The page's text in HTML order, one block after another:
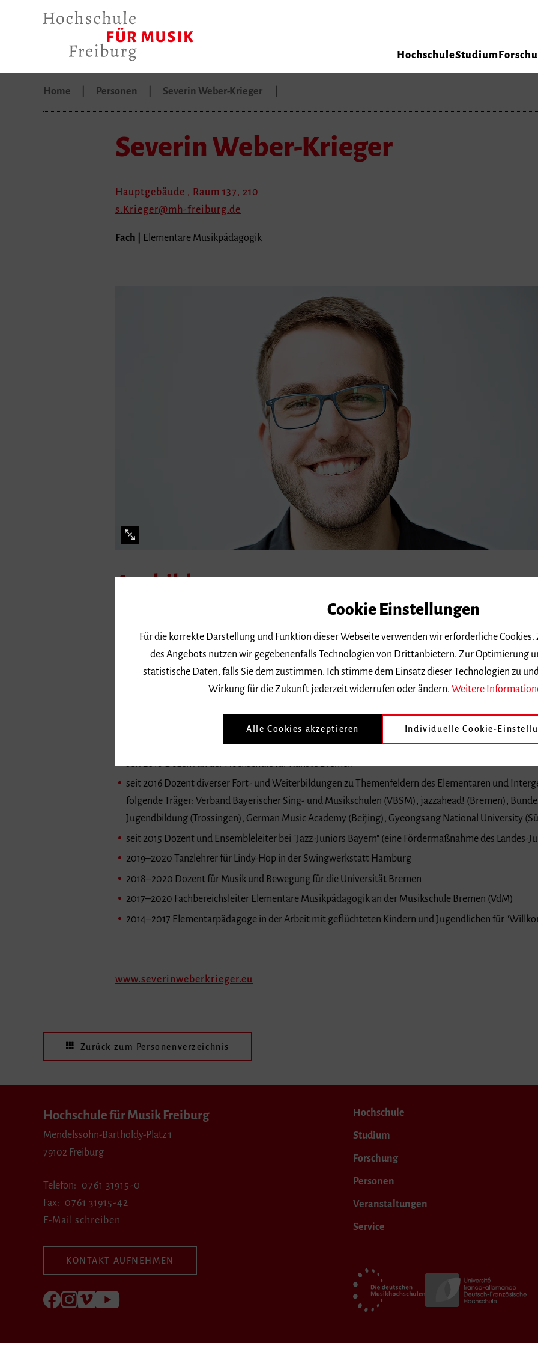
HochschuleStudium
Home Personen Severin Weber-Krieger
Severin Weber-Krieger
Hauptgebäude , Raum 137, 210
s.Krieger
mh-freiburg.de
Fach | Elementare Musikpädagogik
Ausbildung
2018 Master of Music in performance and pedagogy - Major Elementare Musikpädagogik bei Prof.
Metzger (Minor Hochschullehre, Minor Musikforschung, Nebenfach Jazzbass)
2015 Bachelor of Music - künstlerisch-pädagogisch Hauptfach Jazzpiano bei Prof. Tine Schneider
2013 Diplommusiklehrer - Hauptfach Elementare Musikpädagogik bei Prof. Barbara Metzger
Werdegang
seit 2021 akademischer Mitarbeiter an der Hochschule für Musik Freiburg
seit 2018 Dozent an der Hochschule für Künste Bremen
seit 2016 Dozent diverser Fort- und Weiterbildungen zu Themenfeldern des Elementaren und
folgende Träger: Verband Bayerischer Sing- und Musikschulen (VBSM), jazzahead! (Bremen),
Jugendbildung (Trossingen), German Music Academy (Beijing), Gyeongsang National University
seit 2015 Dozent und Ensembleleiter bei "Jazz-Juniors Bayern" (eine Fördermaßnahme des Landes-
2019–2020 Tanzlehrer für Lindy-Hop in der Swingwerkstatt Hamburg
2018–2020 Dozent für Musik und Bewegung für die Universität Bremen
2017–2020 Fachbereichsleiter Elementare Musikpädagogik an der Musikschule Bremen (VdM)
2014–2017 Elementarpädagoge in der Arbeit mit geflüchteten Kindern und Jugendlichen für
www.severinweberkrieger.eu
Zurück zum Personenverzeichnis
Hochschule für Musik Freiburg
Mendelssohn-Bartholdy-Platz 1
79102 Freiburg
Telefon
0761 31915-0
Fax
0761 31915-42
E-Mail schreiben
KONTAKT AUFNEHMEN
Folgen Sie uns auf Facebook
Folgen Sie uns auf Instagram
Besuchen Sie uns bei Vimeo
Hochschule
Studium
Forschung
Personen
Veranstaltungen
Service
Cookie Einstellungen
Für die korrekte Darstellung und Funktion dieser Webseite verwenden wir erforderliche
des Angebots nutzen wir gegebenenfalls Technologien von Drittanbietern. Zur Optimierung
statistische Daten, falls Sie dem zustimmen. Ich stimme dem Einsatz dieser Technologien zu
Wirkung für die Zukunft jederzeit widerrufen oder ändern. Weitere
Alle Cookies akzeptieren Individuelle Cookie-